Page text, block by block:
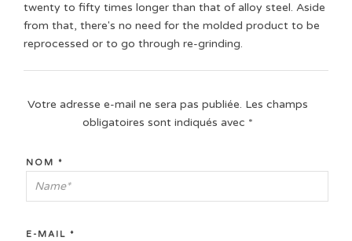
twenty to fifty times longer than that of alloy steel. Aside
from that, there's no need for the molded product to be
reprocessed or to go through re-grinding.
Votre adresse e-mail ne sera pas publiée. Les champs
obligatoires sont indiqués avec *
NOM *
E-MAIL *